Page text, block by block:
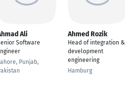
Ali
Software
Punjab,
Ahmed Rozik
Head of integration &
development
engineering
Hamburg